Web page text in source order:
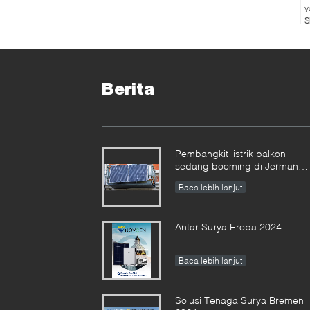
Berita
Pembangkit listrik balkon
sedang booming di Jerman
pertama tahun
Baca lebih lanjut
Antar Surya Eropa 2024
Baca lebih lanjut
Solusi Tenaga Surya Bremen